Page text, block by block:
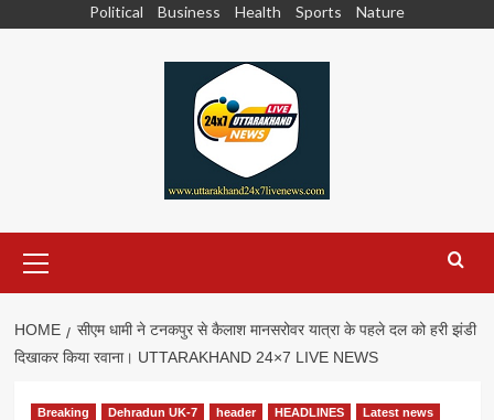
Political Business Health Sports Nature
Menu
HOME
सीएम धामी ने टनकपुर से कैलाश मानसरोवर यात्रा के पहले दल को हरी झंडी
दिखाकर किया रवाना। UTTARAKHAND 24×7 LIVE NEWS
Breaking Dehradun UK-7 header HEADLINES
Latest news